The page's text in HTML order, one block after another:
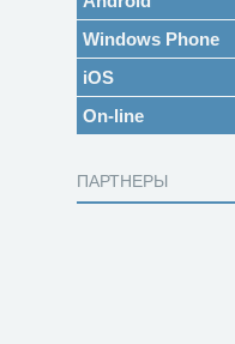
Windows Phone
iOS
On-line
ПАРТНЕРЫ